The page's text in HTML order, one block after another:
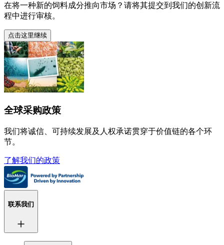
在将一种新的饲料成分推向市场？请将其提交到我们的创新流
程中进行审核。
点击这里继续
全球采购政策
我们将诚信、可持续发展及人权承诺贯穿于价值链的各个环
节。
了解我们的政策
联系我们